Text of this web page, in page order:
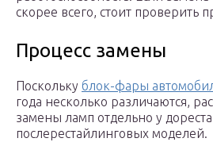
скорее всего, стоит проверить
Процесс замены
Поскольку блок-фары
года несколько различаются,
замены ламп отдельно у
послерестайлинговых моделей.